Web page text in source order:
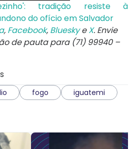
tradição resiste à
do ofício em Salvador
, Facebook, BlueskyeX. Envie
de pauta para (71) 99940 –
fogo iguatemi